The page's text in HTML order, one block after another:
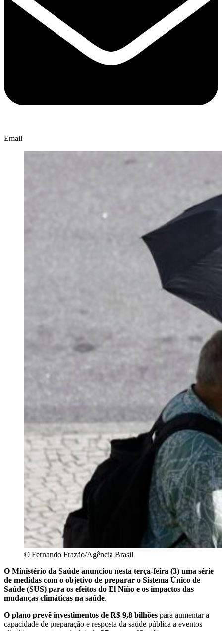
Email
© Fernando Frazão/Agência Brasil
O Ministério da Saúde anunciou nesta terça-feira (3) uma série
de medidas com o objetivo de preparar o Sistema Único de
Saúde (SUS) para os efeitos do El Niño e os impactos das
mudanças climáticas na saúde.
O plano prevê investimentos de R$ 9,8 bilhões para aumentar a
capacidade de preparação e resposta da saúde pública a eventos